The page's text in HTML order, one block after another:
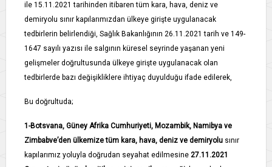
ile 15.11.2021 tarihinden itibaren tüm kara, hava, deniz ve
demiryolu sınır kapılarımızdan ülkeye girişte uygulanacak
tedbirlerin belirlendiği, Sağlık Bakanlığının 26.11.2021 tarih ve 149­
1647 sayılı yazısı ile salgının küresel seyrinde yaşanan yeni
gelişmeler doğrultusunda ülkeye girişte uygulanacak olan
tedbirlerde bazı değişikliklere ihtiyaç duyulduğu ifade edilerek,
Bu doğrultuda;
1-Botsvana, Güney Afrika Cumhuriyeti, Mozambik, Namibya ve
Zimbabve’den ülkemize tüm kara, hava, deniz ve demiryolu sınır
kapılarımız yoluyla doğrudan seyahat edilmesine 27.11.2021